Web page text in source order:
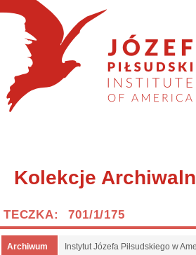
Kolekcje
TECZKA: 701/1/175
Archiwum Instytut Józefa Piłsudskiego w